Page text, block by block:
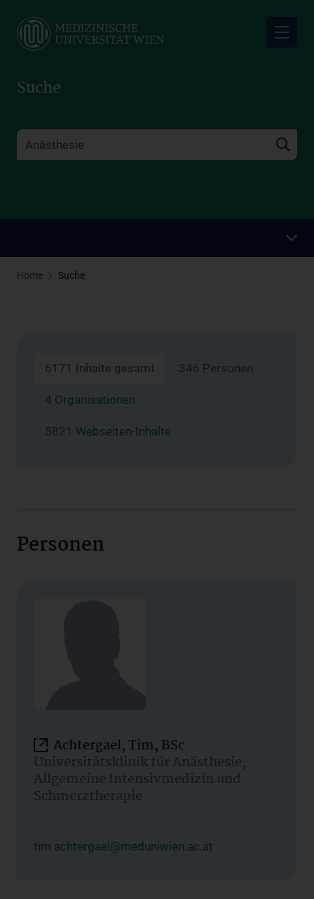
main
Suche
Home Suche
6171 Inhalte gesamt 346 Personen
4 Organisationen
5821 Webseiten-Inhalte
Personen
Achtergael, Tim, BSc
Universitätsklinik für Anästhesie,
Allgemeine Intensivmedizin und
Schmerztherapie
tim.achtergael@meduniwien.ac.at